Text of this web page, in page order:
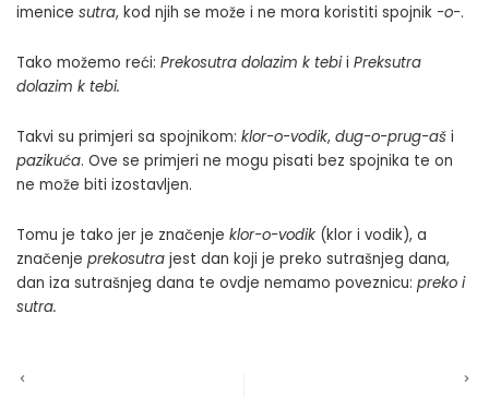
imenice sutra, kod njih se može i ne mora koristiti spojnik -o-.
Tako možemo reći: Prekosutra dolazim k tebii Preksutra
dolazim k tebi.
Takvi su primjeri sa spojnikom: klor-o-vodik, dug-o-prug-aš i
pazikuća. Ove se primjeri ne mogu pisati bez spojnika te on
ne može biti izostavljen.
Tomu je tako jer je značenje klor-o-vodik (klor i vodik), a
značenje prekosutra jest dan koji je preko sutrašnjeg dana,
dan iza sutrašnjeg dana te ovdje nemamo poveznicu: preko i
sutra.